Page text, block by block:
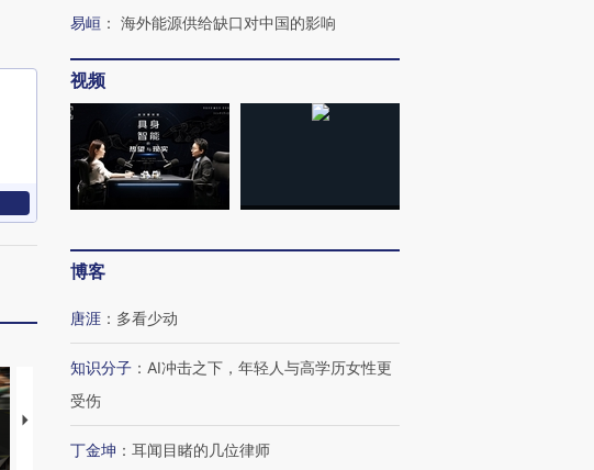
马航飞行员跨国走私7万
粒摇头丸 尿检体内含3种
视线｜被称为“蟑螂”的印
度Z世代 用街头抗争将教
育部长拱下台
视线｜“入侵”还是“人道危
易峘 ： 海外能源供给缺口对中国的影响
视频
博客
唐涯 ： 多看少动
知识分子 ： AI冲击之下，年轻人与高学历女性更
受伤
丁金坤 ： 耳闻目睹的几位律师